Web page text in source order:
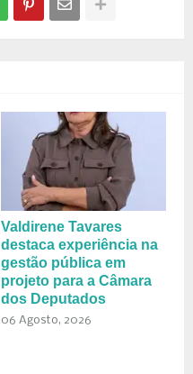
Valdirene Tavares
destaca experiência na
gestão pública em
projeto para a Câmara
dos Deputados
06 Agosto, 2026